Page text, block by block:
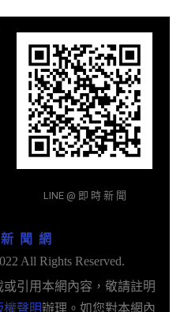
LINE @ 即 時 新 聞
聞 網
All Rights Reserved.
引用本網內容，敬請註明
權聲明辦理。如您對本網內